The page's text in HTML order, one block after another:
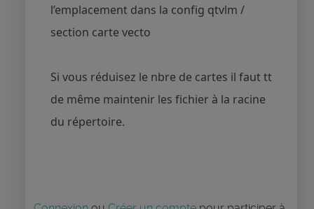
l’emplacement dans la config qtvlm /
section carte vecto
Si vous réduisez le nbre de cartes il faut tt
de même maintenir les fichier à la racine
du répertoire.